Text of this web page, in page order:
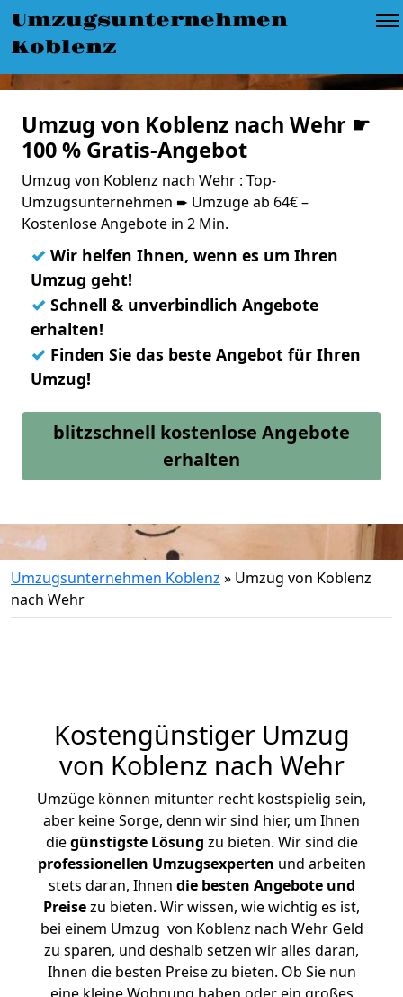
Umzugsunternehmen
Koblenz
Umzug von Koblenz nach Wehr ☛
100 % Gratis-Angebot
Umzug von Koblenz nach Wehr : Top-
Umzugsunternehmen ➨ Umzüge ab 64€ –
Kostenlose Angebote in 2 Min.
✓ Wir helfen Ihnen, wenn es um Ihren
Umzug geht!
✓ Schnell & unverbindlich Angebote
erhalten!
✓ Finden Sie das beste Angebot für Ihren
Umzug!
blitzschnell kostenlose Angebote
erhalten
Umzugsunternehmen Koblenz » Umzug von Koblenz
nach Wehr
Kostengünstiger Umzug
von Koblenz nach Wehr
Umzüge können mitunter recht kostspielig sein,
aber keine Sorge, denn wir sind hier, um Ihnen
diegünstigste Lösung zu bieten. Wir sind die
professionellen Umzugsexperten und arbeiten
stets daran, Ihnen die besten Angebote und
Preisezu bieten. Wir wissen, wie wichtig es ist,
bei einem Umzug von Koblenz nach Wehr Geld
zu sparen, und deshalb setzen wir alles daran,
Ihnen die besten Preise zu bieten. Ob Sie nun